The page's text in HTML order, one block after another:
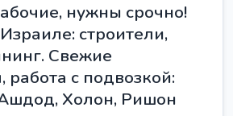
нужны срочно!
строители,
Свежие
работа с подвозкой:
Холон, Ришон